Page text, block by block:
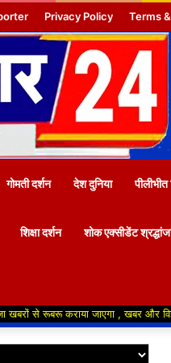
Privacy Policy Terms
गोमती दर्शन देश दुनिया पीलीभीत
शिक्षा दर्शन शोक एक्सीडेंट
कराया जाएगा , खबर और विज्ञापन